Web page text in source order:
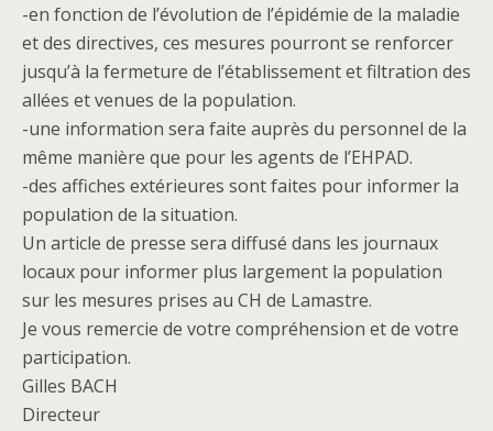
-en fonction de l’évolution de l’épidémie de la maladie
et des directives, ces mesures pourront se renforcer
jusqu’à la fermeture de l’établissement et filtration des
allées et venues de la population.
-une information sera faite auprès du personnel de la
même manière que pour les agents de l’EHPAD.
-des affiches extérieures sont faites pour informer la
population de la situation.
Un article de presse sera diffusé dans les journaux
locaux pour informer plus largement la population
sur les mesures prises au CH de Lamastre.
Je vous remercie de votre compréhension et de votre
participation.
Gilles BACH
Directeur